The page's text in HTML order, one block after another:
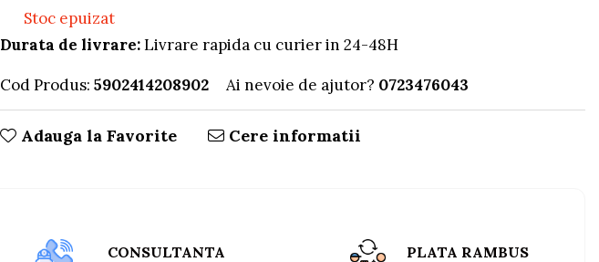
Stoc epuizat
Durata de livrare:Livrare rapida cu curier in 24-48H
Cod Produs: 5902414208902 Ai nevoie de ajutor? 0723476043
Adauga la Favorite Cere informatii
CONSULTANTA PLATA RAMBUS